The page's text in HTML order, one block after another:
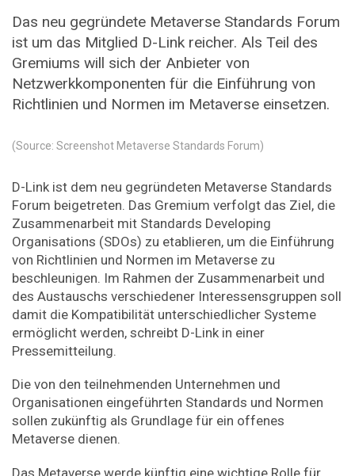
Das neu gegründete Metaverse Standards Forum
ist um das Mitglied D-Link reicher. Als Teil des
Gremiums will sich der Anbieter von
Netzwerkkomponenten für die Einführung von
Richtlinien und Normen im Metaverse einsetzen.
(Source: Screenshot Metaverse Standards Forum)
D-Link ist dem neu gegründeten Metaverse Standards
Forum beigetreten. Das Gremium verfolgt das Ziel, die
Zusammenarbeit mit Standards Developing
Organisations (SDOs) zu etablieren, um die Einführung
von Richtlinien und Normen im Metaverse zu
beschleunigen. Im Rahmen der Zusammenarbeit und
des Austauschs verschiedener Interessensgruppen soll
damit die Kompatibilität unterschiedlicher Systeme
ermöglicht werden, schreibt D-Link in einer
Pressemitteilung.
Die von den teilnehmenden Unternehmen und
Organisationen eingeführten Standards und Normen
sollen zukünftig als Grundlage für ein offenes
Metaverse dienen.
Das Metaverse werde künftig eine wichtige Rolle für